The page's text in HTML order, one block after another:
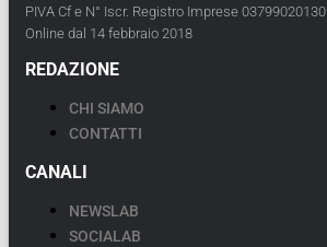
PIVA Cf e N° Iscr. Registro Imprese 03799020130
Online dal 14 febbraio 2018
REDAZIONE
CHI SIAMO
CONTATTI
CANALI
NEWSLAB
SOCIALAB